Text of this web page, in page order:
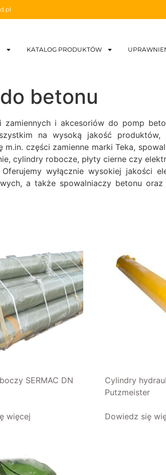
KATALOG PRODUKTÓW
betonu
i akcesoriów do pomp
na wysoką jakość produktów,
części zamienne marki Teka,
cylindry robocze, płyty cierne czy
wyłącznie wysokiej jakości
a także spowalniaczy betonu
SERMAC DN
więcej
Cylindry
Putzmeister
Dowiedz się